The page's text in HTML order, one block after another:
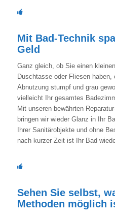
Mit Bad-Technik
Geld
Ganz gleich, ob Sie einen
Duschtasse oder Fliesen
Abnutzung stumpf und grau
vielleicht Ihr gesamtes
Mit unseren bewährten
bringen wir wieder Glanz in Ihr
Ihrer Sanitärobjekte und ohne
nach kurzer Zeit ist Ihr Bad
Sehen Sie selbst,
Methoden möglich